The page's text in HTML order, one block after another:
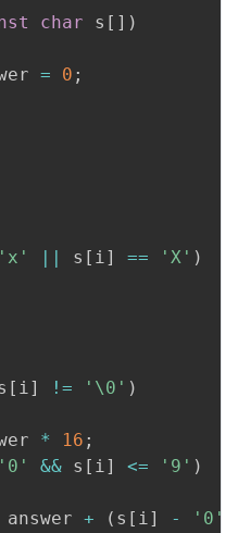
char s [ ] )
= 0 ;
'x' s [ i] == 'X' )
[ i] != '\0' )
* 16 ;
'0' && s [ i] <= '9' )
answer + ( s [ i] - '0'